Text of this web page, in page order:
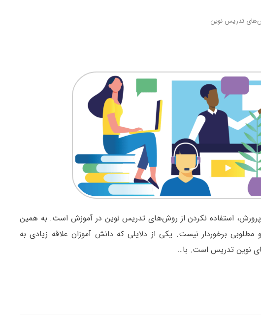
تدریس نوین
استفاده نکردن از روش‌های تدریس نوین در آموزش است. به همین
برخوردار نیست. یکی از دلایلی که دانش آموزان علاقه زیادی به
نوین تدریس است. با…